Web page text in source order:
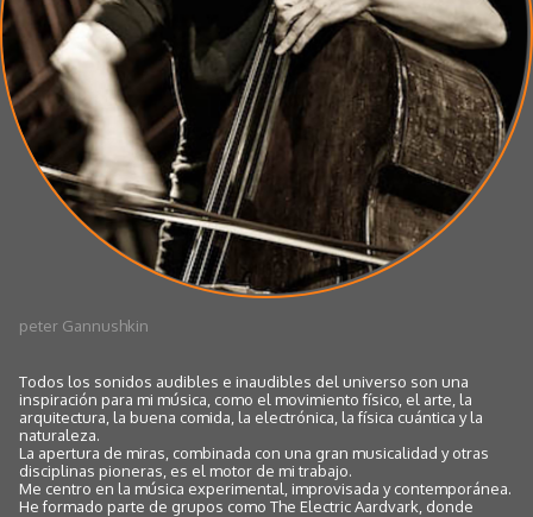
peter Gannushkin
Todos los sonidos audibles e inaudibles del universo son una
inspiración para mi música, como el movimiento físico, el arte, la
arquitectura, la buena comida, la electrónica, la física cuántica y la
naturaleza.
La apertura de miras, combinada con una gran musicalidad y otras
disciplinas pioneras, es el motor de mi trabajo.
Me centro en la música experimental, improvisada y contemporánea.
He formado parte de grupos como The Electric Aardvark, donde